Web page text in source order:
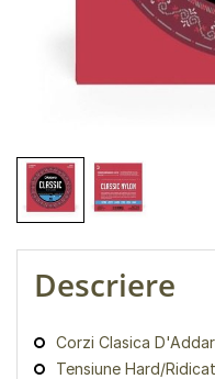
Descriere
Corzi Clasica
Tensiune Hard/